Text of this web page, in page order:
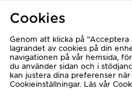
JD-bloggen
Cookies
Genom att klicka på
lagrandet av cookies på din
navigationen på vår hemsida,
du använder sidan och i
kan justera dina preferenser
Cookieinställningar. Läs vår